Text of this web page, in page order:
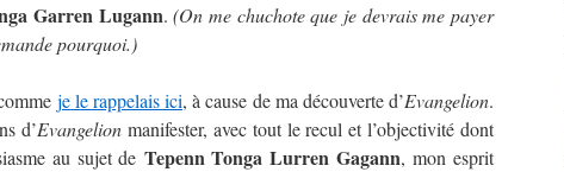
Garren Lugann.(On me chuchote que je devrais me payer
pourquoi.)
je le rappelais ici, à cause de ma découverte d’Evangelion.
d’Evangelion manifester, avec tout le recul et l’objectivité dont
au sujet de Tepenn Tonga Lurren Gagann, mon esprit